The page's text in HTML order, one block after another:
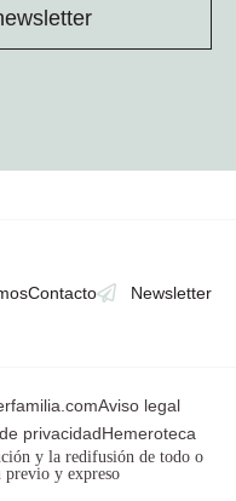
Contacto Newsletter
Aviso legal
privacidadHemeroteca
y la redifusión de todo o
previo y expreso